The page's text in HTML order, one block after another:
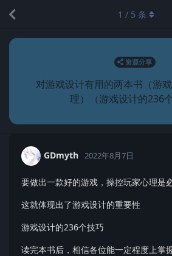
资源分享
对游戏设计有用的两本书（游
理）（游戏设计的236个
1 / 5 条
GDmyth 2022年8月7日
要做出一款好的游戏，操控玩家心理是
这就体现出了游戏设计的重要性
游戏设计的236个技巧
读完本书后，相信各位能一定程度上掌